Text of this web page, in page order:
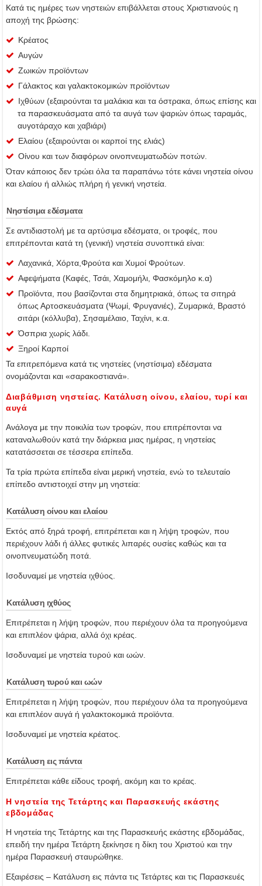
Κατά τις ημέρες των νηστειών επιβάλλεται στους Χριστιανούς η
αποχή της βρώσης:
Κρέατος
Αυγών
Ζωικών προϊόντων
Γάλακτος και γαλακτοκομικών προϊόντων
Ιχθύων (εξαιρούνται τα μαλάκια και τα όστρακα, όπως επίσης και
τα παρασκευάσματα από τα αυγά των ψαριών όπως ταραμάς,
αυγοτάραχο και χαβιάρι)
Ελαίου (εξαιρούνται οι καρποί της ελιάς)
Οίνου και των διαφόρων οινοπνευματωδών ποτών.
Όταν κάποιος δεν τρώει όλα τα παραπάνω τότε κάνει νηστεία οίνου
και ελαίου ή αλλιώς πλήρη ή γενική νηστεία.
Νηστίσιμα εδέσματα
Σε αντιδιαστολή με τα αρτύσιμα εδέσματα, οι τροφές, που
επιτρέπονται κατά τη (γενική) νηστεία συνοπτικά είναι:
Λαχανικά, Χόρτα,Φρούτα και Χυμοί Φρούτων.
Αφεψήματα (Καφές, Τσάι, Χαμομήλι, Φασκόμηλο κ.α)
Προϊόντα, που βασίζονται στα δημητριακά, όπως τα σιτηρά
όπως Αρτοσκευάσματα (Ψωμί, Φρυγανιές), Ζυμαρικά, Βραστό
σιτάρι (κόλλυβα), Σησαμέλαιο, Ταχίνι, κ.α.
Όσπρια χωρίς λάδι.
Ξηροί Καρποί
Τα επιτρεπόμενα κατά τις νηστείες (νηστίσιμα) εδέσματα
ονομάζονται και «σαρακοστιανά».
Διαβάθμιση νηστείας. Κατάλυση οίνου, ελαίου, τυρί και
αυγά
Ανάλογα με την ποικιλία των τροφών, που επιτρέπονται να
καταναλωθούν κατά την διάρκεια μιας ημέρας, η νηστείας
κατατάσσεται σε τέσσερα επίπεδα.
Τα τρία πρώτα επίπεδα είναι μερική νηστεία, ενώ το τελευταίο
επίπεδο αντιστοιχεί στην μη νηστεία:
Κατάλυση οίνου και ελαίου
Εκτός από ξηρά τροφή, επιτρέπεται και η λήψη τροφών, που
περιέχουν λάδι ή άλλες φυτικές λιπαρές ουσίες καθώς και τα
οινοπνευματώδη ποτά.
Ισοδυναμεί με νηστεία ιχθύος.
Κατάλυση ιχθύος
Επιτρέπεται η λήψη τροφών, που περιέχουν όλα τα προηγούμενα
και επιπλέον ψάρια, αλλά όχι κρέας.
Ισοδυναμεί με νηστεία τυρού και ωών.
Κατάλυση τυρού και ωών
Επιτρέπεται η λήψη τροφών, που περιέχουν όλα τα προηγούμενα
και επιπλέον αυγά ή γαλακτοκομικά προϊόντα.
Ισοδυναμεί με νηστεία κρέατος.
Κατάλυση εις πάντα
Επιτρέπεται κάθε είδους τροφή, ακόμη και το κρέας.
Η νηστεία της Τετάρτης και Παρασκευής εκάστης
εβδομάδας
Η νηστεία της Τετάρτης και της Παρασκευής εκάστης εβδομάδας,
επειδή την ημέρα Τετάρτη ξεκίνησε η δίκη του Χριστού και την
ημέρα Παρασκευή σταυρώθηκε.
Εξαιρέσεις – Κατάλυση εις πάντα τις Τετάρτες και τις Παρασκευές